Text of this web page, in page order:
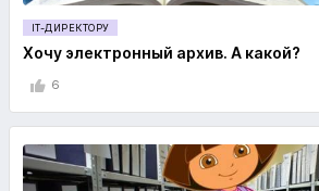
IT-ДИРЕКТОРУ
Хочу электронный архив. А какой?
6